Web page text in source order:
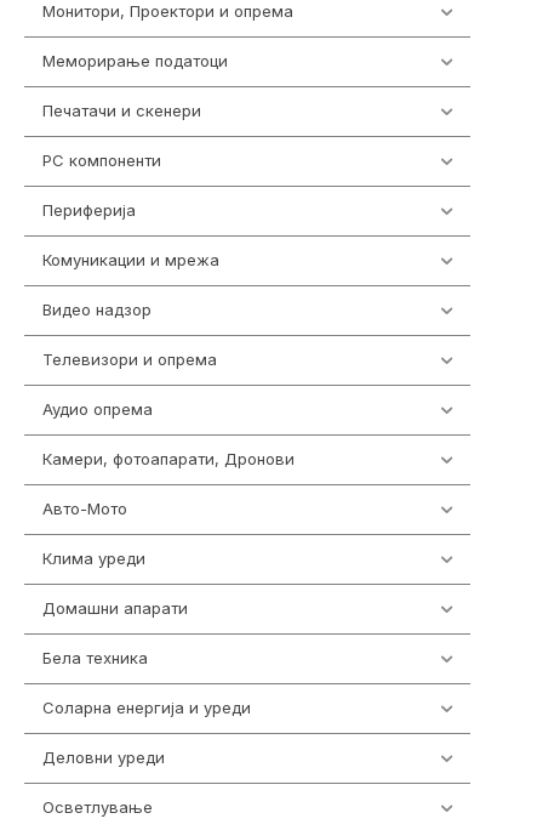
Монитори, Проектори и опрема
Меморирање податоци
Печатачи и скенери
PC компоненти
Периферија
Комуникации и мрежа
Видео надзор
Телевизори и опрема
Аудио опрема
Камери, фотоапарати, Дронови
Авто-Мото
Клима уреди
Домашни апарати
Бела техника
Соларна енергија и уреди
Деловни уреди
Осветлување